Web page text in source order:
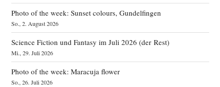
Photo of the week: Sunset colours, Gundelfingen
So., 2. August 2026
Science Fiction und Fantasy im Juli 2026 (der Rest)
Mi., 29. Juli 2026
Photo of the week: Maracuja flower
So., 26. Juli 2026